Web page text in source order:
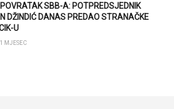
SBB-A: POTPREDSJEDNIK
DŽINDIĆ DANAS PREDAO STRANAČKE
U
MJESEC